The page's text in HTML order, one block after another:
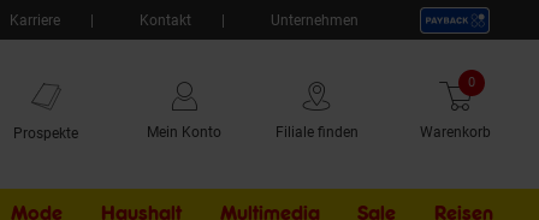
Karriere Kontakt Unternehmen
Prospekte Mein Konto Filiale finden Warenkorb
0 Artikel
Mode Haushalt Multimedia Sale Externer
Reisen